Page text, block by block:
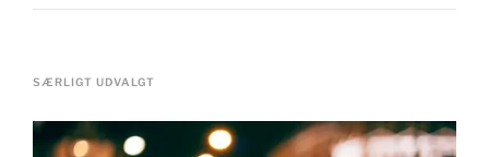
SÆRLIGT UDVALGT